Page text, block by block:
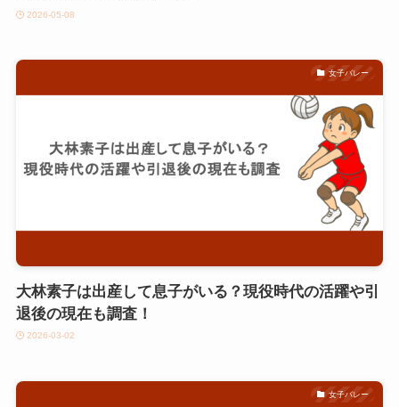
2026-05-08
女子バレー
大林素子は出産して息子がいる？現役時代の活躍や引
退後の現在も調査！
2026-03-02
女子バレー